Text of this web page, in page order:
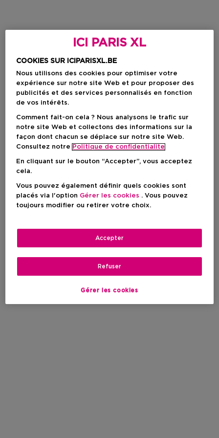
ICI PARIS XL
COOKIES SUR ICIPARISXL.BE
Nous utilisons des cookies pour optimiser votre
expérience sur notre site Web et pour proposer des
publicités et des services personnalisés en fonction
de vos intérêts.
Comment fait-on cela ? Nous analysons le trafic sur
notre site Web et collectons des informations sur la
façon dont chacun se déplace sur notre site Web.
Consultez notre Politique de confidentialite
En cliquant sur le bouton “Accepter”, vous acceptez
cela.
Vous pouvez également définir quels cookies sont
placés via l'option Gérer les cookies . Vous pouvez
toujours modifier ou retirer votre choix.
Gérer les cookies
Refuser
Accepter